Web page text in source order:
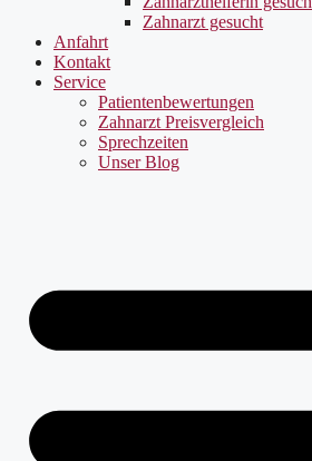
Zahnarzt gesucht
Anfahrt
Kontakt
Service
Patientenbewertungen
Zahnarzt Preisvergleich
Sprechzeiten
Unser Blog